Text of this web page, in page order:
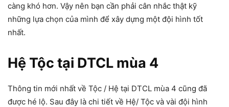
càng khó hơn. Vậy nên bạn cần phải cân nhắc thật kỹ
những lựa chọn của mình để xây dựng một đội hình tốt
nhất.
Hệ Tộc tại DTCL mùa 4
Thông tin mới nhất về Tộc / Hệ tại DTCL mùa 4 cũng đã
được hé lộ. Sau đây là chi tiết về Hệ/ Tộc và vài đội hình